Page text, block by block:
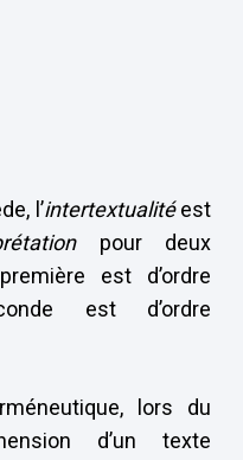
l’intertextualitéest
pour deux
est d’ordre
est d’ordre
lors du
d’un texte